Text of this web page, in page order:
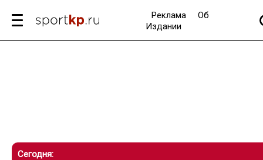
Реклама
Об
Издании
Сегодня: